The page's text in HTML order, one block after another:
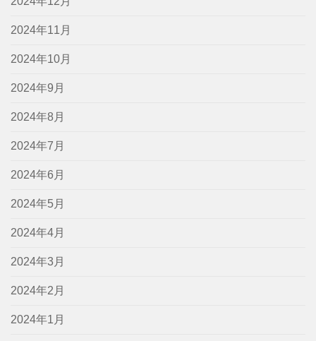
2024年11月
2024年10月
2024年9月
2024年8月
2024年7月
2024年6月
2024年5月
2024年4月
2024年3月
2024年2月
2024年1月